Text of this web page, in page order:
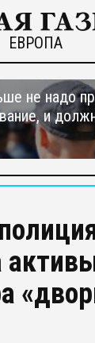
ЕВРОПА
не надо
и